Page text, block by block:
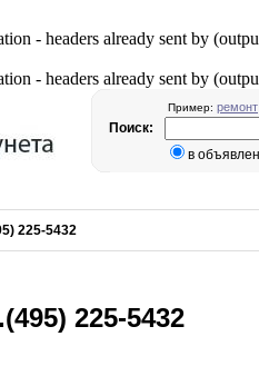
- headers already sent by
- headers already sent by
Пример: ремонт
Поиск:
в
225-5432
225-5432